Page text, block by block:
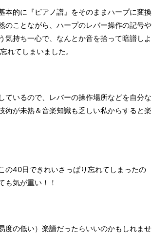
本的に『ピアノ譜』をそのままハープに変換
のことながら、ハープのレバー操作の記号や
持ち一心で、なんとか音を拾って暗譜しよ
れてしまいました。
ているので、レバーの操作場所などを自分な
術が未熟＆音楽知識も乏しい私からすると楽
の40日できれいさっぱり忘れてしまったの
も気が重い！！
度の低い）楽譜だったらいいのかもしれませ